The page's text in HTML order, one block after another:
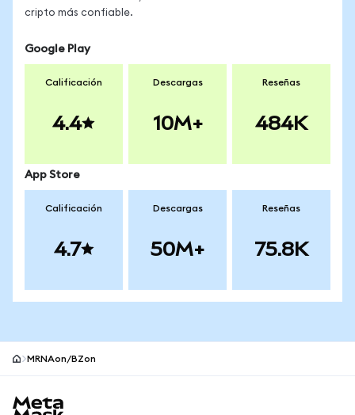
cripto más confiable.
Google Play
Calificación
4.4
Descargas
10M+
Reseñas
484K
App Store
Calificación
4.7
Descargas
50M+
Reseñas
75.8K
MRNAon/BZon